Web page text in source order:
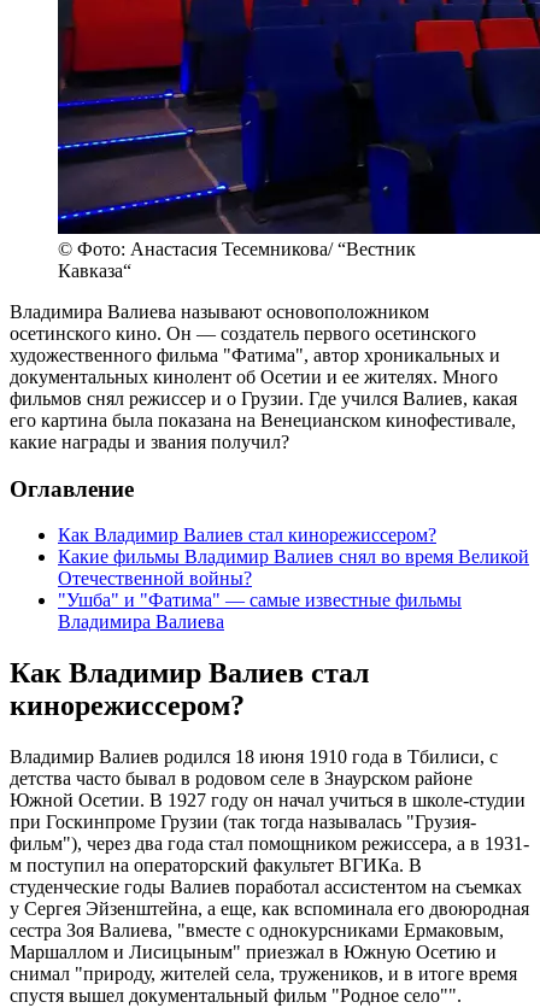
© Фото: Анастасия Тесемникова/ “Вестник
Кавказа“
Владимира Валиева называют основоположником
осетинского кино. Он — создатель первого осетинского
художественного фильма "Фатима", автор хроникальных и
документальных кинолент об Осетии и ее жителях. Много
фильмов снял режиссер и о Грузии. Где учился Валиев, какая
его картина была показана на Венецианском кинофестивале,
какие награды и звания получил?
Оглавление
Как Владимир Валиев стал кинорежиссером?
Какие фильмы Владимир Валиев снял во время Великой
Отечественной войны?
"Ушба" и "Фатима" — самые известные фильмы
Владимира Валиева
Как Владимир Валиев стал
кинорежиссером?
Владимир Валиев родился 18 июня 1910 года в Тбилиси, с
детства часто бывал в родовом селе в Знаурском районе
Южной Осетии. В 1927 году он начал учиться в школе-студии
при Госкинпроме Грузии (так тогда называлась "Грузия-
фильм"), через два года стал помощником режиссера, а в 1931-
м поступил на операторский факультет ВГИКа. В
студенческие годы Валиев поработал ассистентом на съемках
у Сергея Эйзенштейна, а еще, как вспоминала его двоюродная
сестра Зоя Валиева, "вместе с однокурсниками Ермаковым,
Маршаллом и Лисицыным" приезжал в Южную Осетию и
снимал "природу, жителей села, тружеников, и в итоге время
спустя вышел документальный фильм "Родное село"".